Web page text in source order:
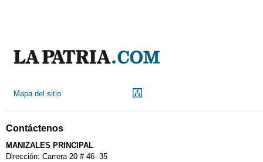
Mapa del sitio
Contáctenos
MANIZALES PRINCIPAL
Dirección: Carrera 20 # 46- 35